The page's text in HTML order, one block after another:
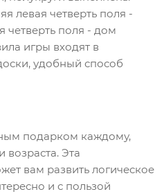
левая четверть поля -
четверть поля - дом
игры входят в
удобный способ
подарком каждому,
возраста. Эта
вам развить логическое
и с пользой